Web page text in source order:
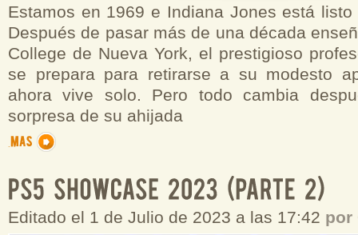
Estamos en 1969 e Indiana Jones está
Después de pasar más de una década
College de Nueva York, el prestigioso
se prepara para retirarse a su modesto
ahora vive solo. Pero todo cambia
sorpresa de su ahijada
Editado el 1 de Julio de 2023 a las 17:42 por